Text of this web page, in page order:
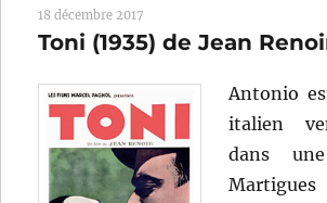
l’article
18 décembre 2017
Toni (1935) de Jean
Antonio
italien
dans